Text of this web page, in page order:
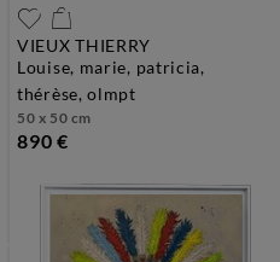
VIEUX THIERRY
louise, marie, patricia,
thérèse, olmpt
50 x 50 cm
890 €